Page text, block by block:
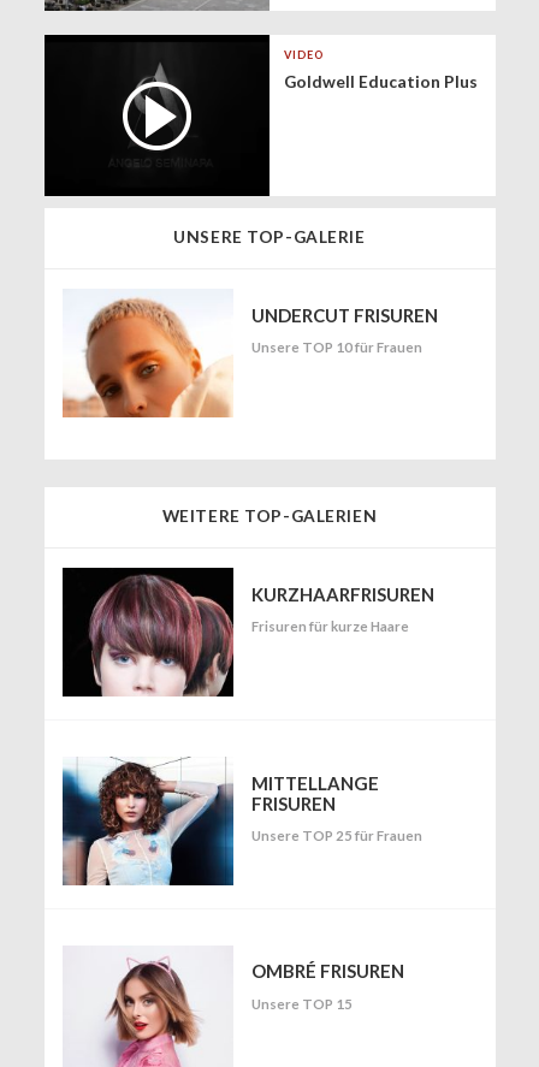
VIDEO
Goldwell Education Plus
UNSERE TOP-GALERIE
UNDERCUT FRISUREN
Unsere TOP 10 für Frauen
WEITERE TOP-GALERIEN
KURZHAARFRISUREN
Frisuren für kurze Haare
MITTELLANGE
FRISUREN
Unsere TOP 25 für Frauen
OMBRÉ FRISUREN
Unsere TOP 15